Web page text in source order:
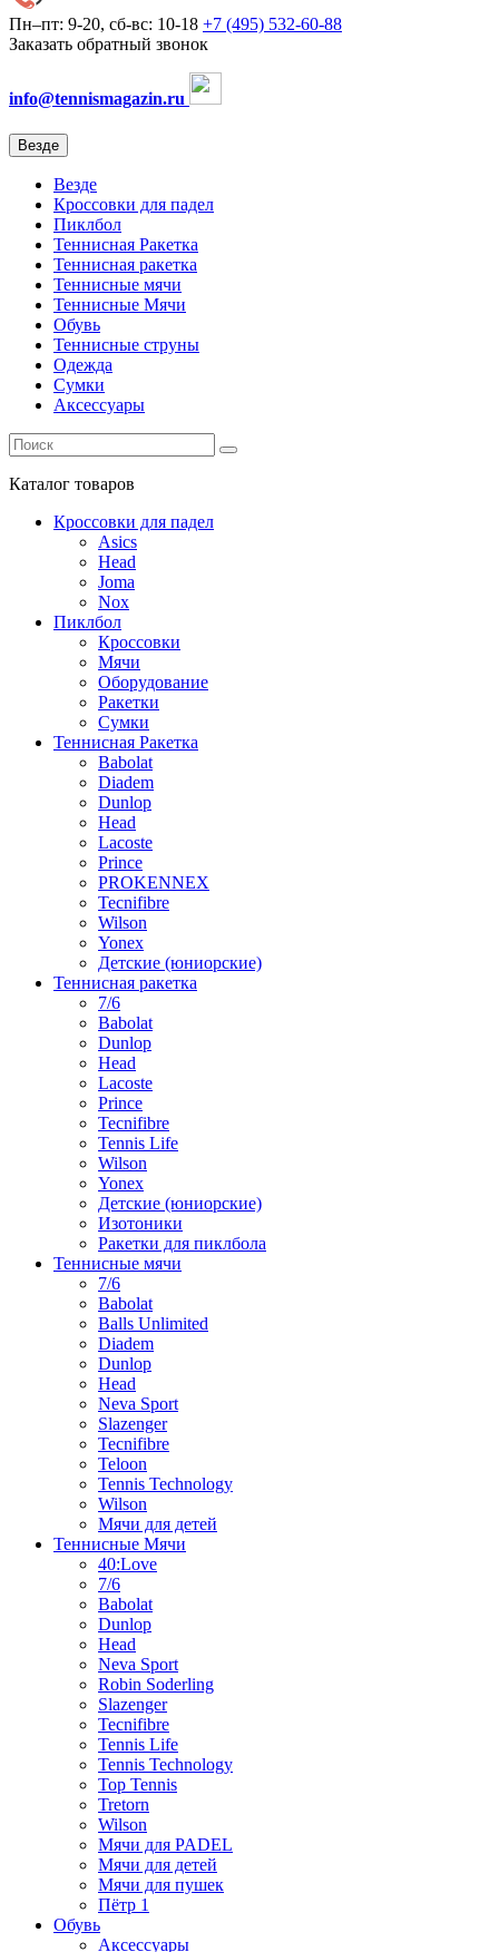
Пн–пт: 9-20, сб-вс: 10-18 +7 (495) 532-60-88
Заказать обратный звонок
info@tennismagazin.ru
Везде
Везде
Кроссовки для падел
Пиклбол
Теннисная Ракетка
Теннисная ракетка
Теннисные мячи
Теннисные Мячи
Обувь
Теннисные струны
Одежда
Сумки
Аксессуары
Каталог товаров
Кроссовки для падел
Asics
Head
Joma
Nox
Пиклбол
Кроссовки
Мячи
Оборудование
Ракетки
Сумки
Теннисная Ракетка
Babolat
Diadem
Dunlop
Head
Lacoste
Prince
PROKENNEX
Tecnifibre
Wilson
Yonex
Детские (юниорские)
Теннисная ракетка
7/6
Babolat
Dunlop
Head
Lacoste
Prince
Tecnifibre
Tennis Life
Wilson
Yonex
Детские (юниорские)
Изотоники
Ракетки для пиклбола
Теннисные мячи
7/6
Babolat
Balls Unlimited
Diadem
Dunlop
Head
Neva Sport
Slazenger
Tecnifibre
Teloon
Tennis Technology
Wilson
Мячи для детей
Теннисные Мячи
40:Love
7/6
Babolat
Dunlop
Head
Neva Sport
Robin Soderling
Slazenger
Tecnifibre
Tennis Life
Tennis Technology
Top Tennis
Tretorn
Wilson
Мячи для PADEL
Мячи для детей
Мячи для пушек
Пётр 1
Обувь
Аксессуары